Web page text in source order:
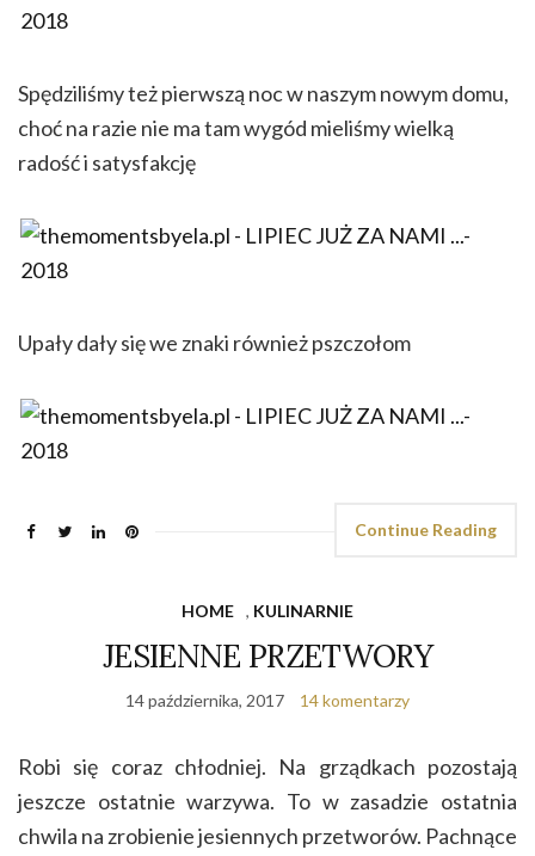
Spędziliśmy też pierwszą noc w naszym nowym domu,
choć na razie nie ma tam wygód mieliśmy wielką
radość i satysfakcję
Upały dały się we znaki również pszczołom
Continue Reading
HOME , KULINARNIE
JESIENNE PRZETWORY
14 października, 2017 14 komentarzy
Robi się coraz chłodniej. Na grządkach pozostają
jeszcze ostatnie warzywa. To w zasadzie ostatnia
chwila na zrobienie jesiennych przetworów. Pachnące